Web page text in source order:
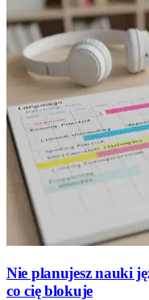
Nie planujesz nauki
co cię blokuje